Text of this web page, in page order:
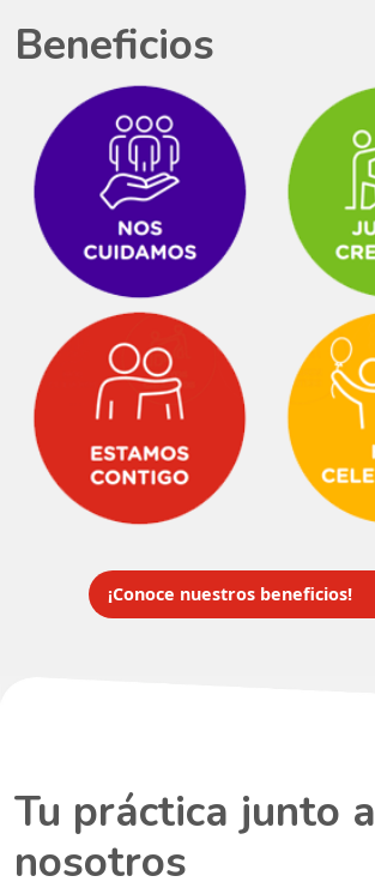
Beneficios
¡Conoce nuestros beneficios!
Tu práctica junto a
nosotros